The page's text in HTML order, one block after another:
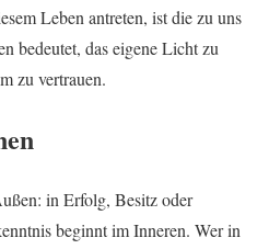
Leben antreten, ist die zu uns
bedeutet, das eigene Licht zu
zu vertrauen.
in Erfolg, Besitz oder
beginnt im Inneren. Wer in